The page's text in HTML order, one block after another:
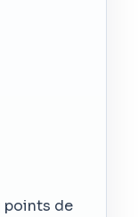
points de